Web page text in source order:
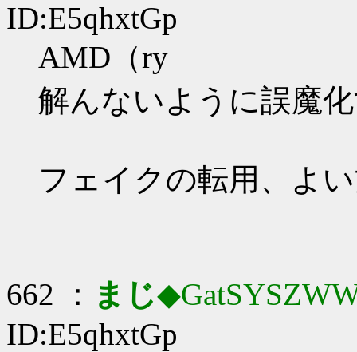
ID:E5qhxtGp
AMD（ry
解んないように誤魔
フェイクの転用、よ
662 ： まじ
ID:E5qhxtGp